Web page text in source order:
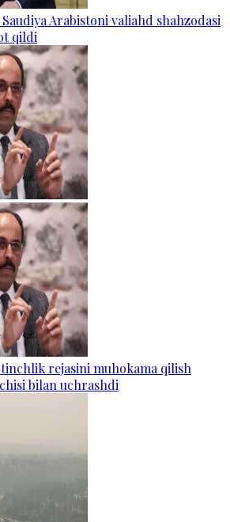
Arabistoni valiahd shahzodasi
qildi
rejasini muhokama qilish
bilan uchrashdi